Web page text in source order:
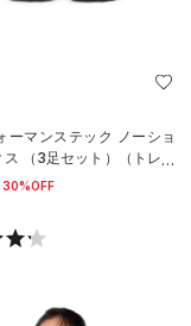
ーマンステック ノーショ
（3足セット）（トレー
）
30%OFF